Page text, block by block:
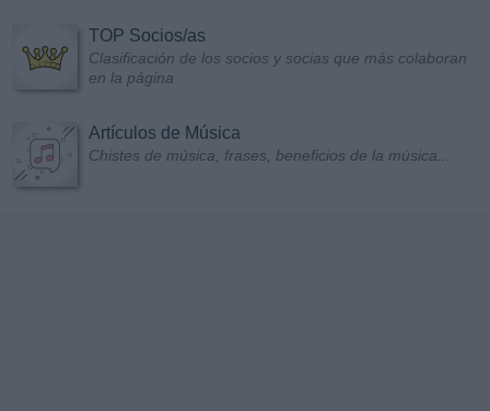
TOP Socios/as
Clasificación de los socios y socias que más colaboran
en la página
Artículos de Música
Chistes de música, frases, beneficios de la música...